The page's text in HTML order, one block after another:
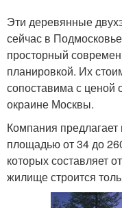
Эти деревянные
сейчас в
просторный
планировкой. Их
сопоставима с ценой
окраине Москвы.
Компания
площадью от 34 до
которых составляет
жилище строится